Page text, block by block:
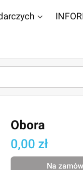
Obora
Cena
0,00 zł
Na